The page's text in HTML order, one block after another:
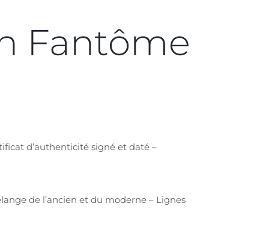
Fantôme
d’authenticité signé et daté –
de l’ancien et du moderne – Lignes